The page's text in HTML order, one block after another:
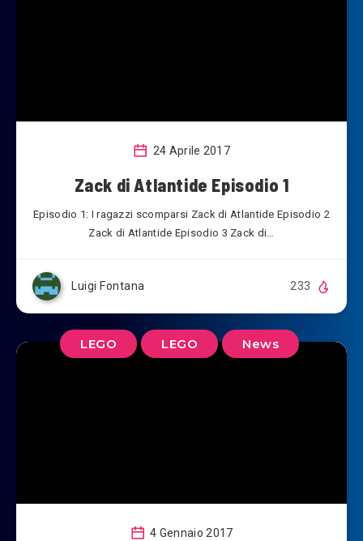
24 Aprile 2017
Zack di Atlantide Episodio 1
Episodio 1: I ragazzi scomparsi Zack di Atlantide Episodio 2
Zack di Atlantide Episodio 3 Zack di…
Luigi Fontana 233
LEGO LEGO News
4 Gennaio 2017